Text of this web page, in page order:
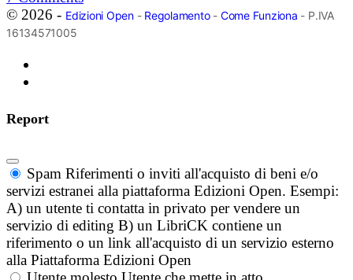
© 2026 - Edizioni Open- Regolamento- Come Funziona - P.IVA
16134571005
Report
Spam Riferimenti o inviti all'acquisto di beni e/o
servizi estranei alla piattaforma Edizioni Open. Esempi:
A) un utente ti contatta in privato per vendere un
servizio di editing B) un LibriCK contiene un
riferimento o un link all'acquisto di un servizio esterno
alla Piattaforma Edizioni Open